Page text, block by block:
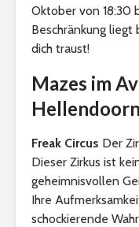
Oktober von 18:30
Beschränkung liegt
dich traust!
Mazes im
Hellendoorn
Freak Circus Der
Dieser Zirkus ist
geheimnisvollen
Ihre
schockierende